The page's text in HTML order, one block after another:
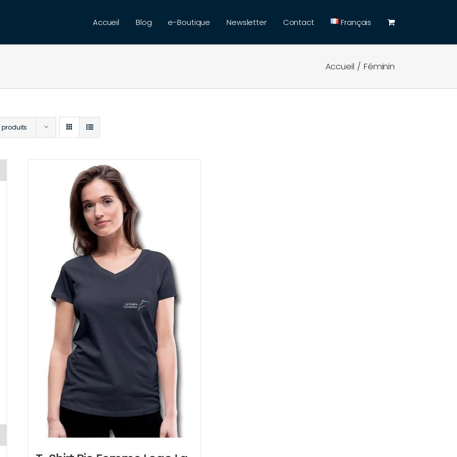
Accueil Blog e-Boutique Newsletter Contact Français
Accueil Féminin
produits